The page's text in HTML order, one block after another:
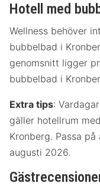
Hotell med
Wellness behöver
bubbelbad i
genomsnitt ligger
bubbelbad i
Extra tips:
gäller hotellrum
Kronberg. Passa
augusti 2026.